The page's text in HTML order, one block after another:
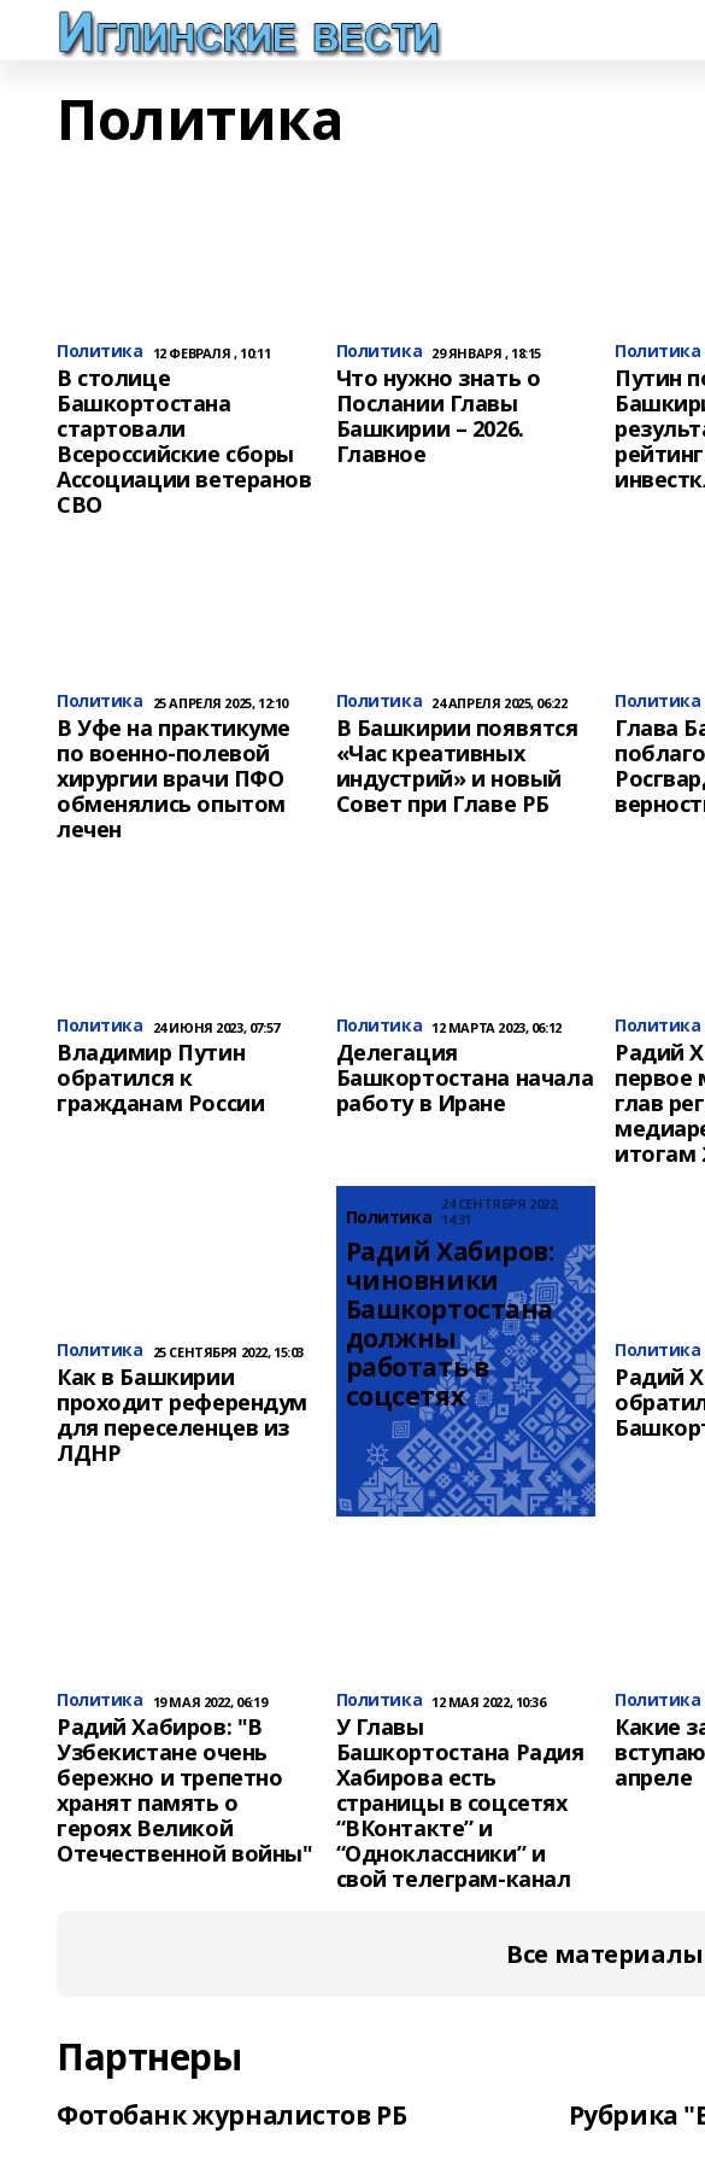
Политика
Политика 12 ФЕВРАЛЯ , 10:11
В столице
Башкортостана
стартовали
Всероссийские сборы
Ассоциации ветеранов
СВО
Политика 29 ЯНВАРЯ , 18:15
Что нужно знать о
Послании Главы
Башкирии – 2026.
Главное
Политика
Путин
Политика 25 АПРЕЛЯ 2025, 12:10
В Уфе на практикуме
по военно-полевой
хирургии врачи ПФО
обменялись опытом
лечен
Политика 24 АПРЕЛЯ 2025, 06:22
В Башкирии появятся
«Час креативных
индустрий» и новый
Совет при Главе РБ
Политика
Глава
Политика 24 ИЮНЯ 2023, 07:57
Владимир Путин
обратился к
гражданам России
Политика 12 МАРТА 2023, 06:12
Делегация
Башкортостана начала
работу в Иране
Политика
Радий
первое
глав
итогам
Политика 25 СЕНТЯБРЯ 2022, 15:03
Как в Башкирии
проходит референдум
для переселенцев из
ЛДНР
Политика
24 СЕНТЯБРЯ 2022,
14:31
Радий Хабиров:
чиновники
Башкортостана
должны
работать в
соцсетях
Политика
Радий
Политика 19 МАЯ 2022, 06:19
Радий Хабиров: "В
Узбекистане очень
бережно и трепетно
хранят память о
героях Великой
Отечественной войны"
Политика 12 МАЯ 2022, 10:36
У Главы
Башкортостана Радия
Хабирова есть
страницы в соцсетях
“ВКонтакте” и
“Одноклассники” и
свой телеграм-канал
Политика
Какие
апреле
Все материалы
Партнеры
Фотобанк журналистов РБ Рубрика